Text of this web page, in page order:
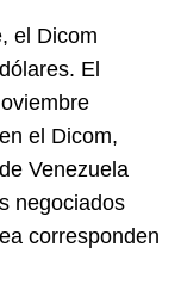
el Dicom
El
el Dicom,
Venezuela
negociados
corresponden